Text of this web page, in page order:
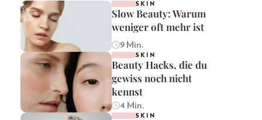
SKIN
Slow Beauty: Warum
weniger oft mehr ist
9 Min.
SKIN
Beauty Hacks, die du
gewiss noch nicht
kennst
4 Min.
SKIN